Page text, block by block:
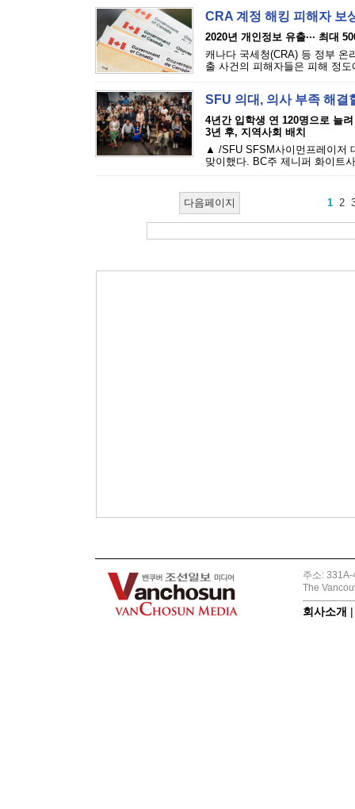
CRA 계정 해킹 피해자 보
2020년 개인정보 유출··· 최대
캐나다 국세청(CRA) 등 정부 온
출 사건의 피해자들은 피해 정
SFU 의대, 의사 부족 해
4년간 입학생 연 120명으로 늘려
3년 후, 지역사회 배치
▲ /SFU SFSM사이먼프레이저
맞이했다. BC주 제니퍼 화이트
다음페이지 1 2
주소:
The
회사소개